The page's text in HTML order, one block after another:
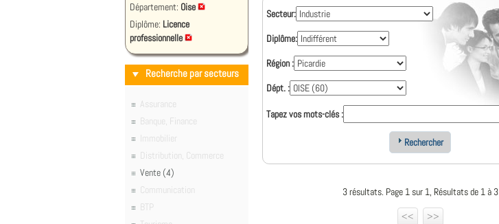
Département: Oise
Diplôme: Licence
professionnelle
Recherche par secteurs
Assurance
Banque, Finance
Immobilier
Distribution, Commerce
Vente (4)
Communication
BTP
Secteur:
Diplôme:
Région :
Dépt. :
Tapez vos mots-clés :
Rechercher
3 résultats. Page 1 sur 1, Résultats de 1 à 3
<<
>>